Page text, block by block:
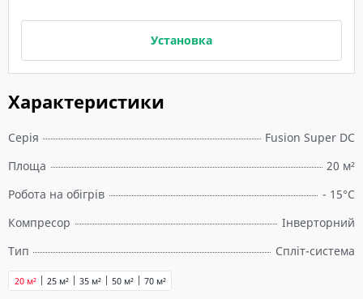
Характеристики
Серія
Fusion Super DC
Площа
20 м²
Робота на обігрів
- 15°C
Компресор
Інверторний
Тип
Спліт-система
20 м² 25 м² 35 м² 50 м² 70 м²
Установка